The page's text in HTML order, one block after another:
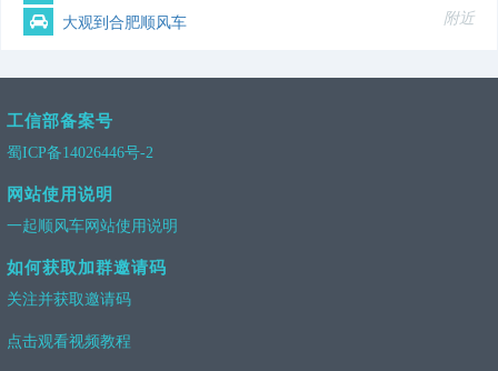
大观到合肥顺风车 附近
工信部备案号
蜀ICP备14026446号-2
网站使用说明
一起顺风车网站使用说明
如何获取加群邀请码
关注并获取邀请码
点击观看视频教程